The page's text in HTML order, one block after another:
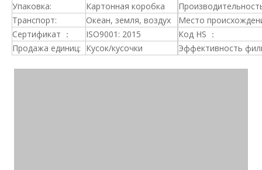
Упаковка:
Картонная коробка
Транспорт:
Океан, земля, воздух
Место
Сертификат ：
ISO9001: 2015
Код HS ：
Продажа единиц: Кусок/кусочки Эффективность